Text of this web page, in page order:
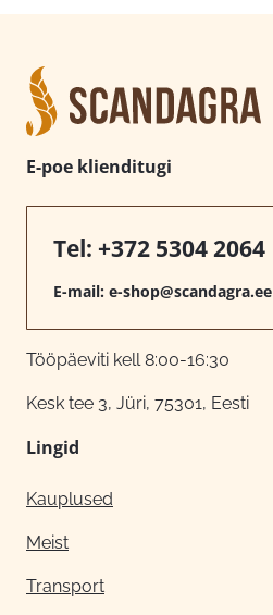
E-poe klienditugi
Tel: +372 5304 2064
E-mail: e-shop@scandagra.ee
Tööpäeviti kell 8:00-16:30
Kesk tee 3, Jüri, 75301, Eesti
Lingid
Kauplused
Meist
Transport